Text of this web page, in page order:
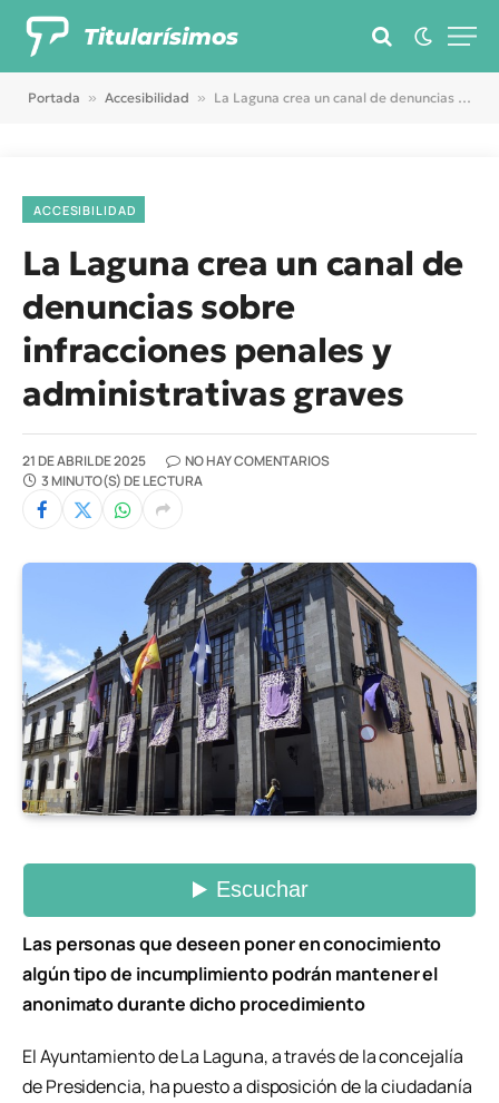
Titularísimos
Portada » Accesibilidad » La Laguna crea un canal de denuncias sobre infracciones penales y administrativas graves
ACCESIBILIDAD
La Laguna crea un canal de
denuncias sobre
infracciones penales y
administrativas graves
21 DE ABRIL DE 2025
NO HAY COMENTARIOS
3 MINUTO(S) DE LECTURA
Las personas que deseen poner en conocimiento
algún tipo de incumplimiento podrán mantener el
anonimato durante dicho procedimiento
El Ayuntamiento de La Laguna, a través de la concejalía
de Presidencia, ha puesto a disposición de la ciudadanía